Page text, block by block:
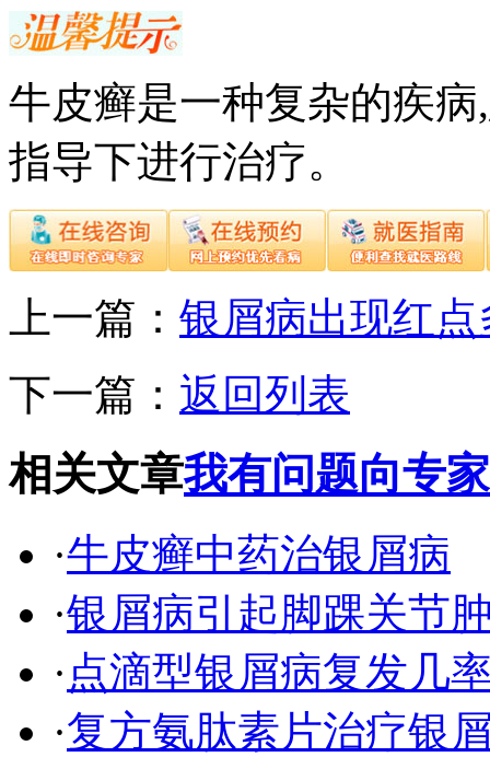
牛皮癣是一种复杂的疾
指导下进行治疗。
上一篇： 银屑病出现红
下一篇： 返回列表
相关文章我有问题向专
·牛皮癣中药治银屑病
·银屑病引起脚踝关节
· 点滴型银屑病复发几
·复方氨肽素片治疗银